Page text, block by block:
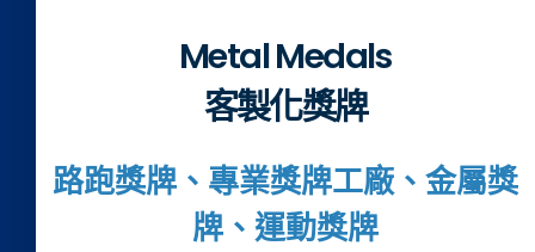
Metal Medals
客製化獎牌
路跑獎牌、專業獎牌工廠、金屬獎
牌、運動獎牌